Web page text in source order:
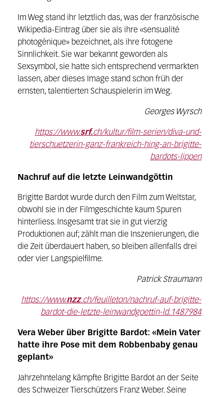
Im Weg stand ihr letztlich das, was der französische
Wikipedia-Eintrag über sie als ihre «sensualité
photogénique» bezeichnet, als ihre fotogene
Sinnlichkeit. Sie war bekannt geworden als
Sexsymbol, sie hatte sich entsprechend vermarkten
lassen, aber dieses Image stand schon früh der
ernsten, talentierten Schauspielerin im Weg.
Georges Wyrsch
https://www.srf.ch/kultur/film-serien/diva-und-
tierschuetzerin-ganz-frankreich-hing-an-brigitte-
bardots-lippen
Nachruf auf die letzte Leinwandgöttin
Brigitte Bardot wurde durch den Film zum Weltstar,
obwohl sie in der Filmgeschichte kaum Spuren
hinterliess. Insgesamt trat sie in gut vierzig
Produktionen auf; zählt man die Inszenierungen, die
die Zeit überdauert haben, so bleiben allenfalls drei
oder vier Langspielfilme.
Patrick Straumann
https://www.nzz.ch/feuilleton/nachruf-auf-brigitte-
bardot-die-letzte-leinwandgoettin-ld.1487984
Vera Weber über Brigitte Bardot: «Mein Vater
hatte ihre Pose mit dem Robbenbaby genau
geplant»
Jahrzehntelang kämpfte Brigitte Bardot an der Seite
des Schweizer Tierschützers Franz Weber. Seine